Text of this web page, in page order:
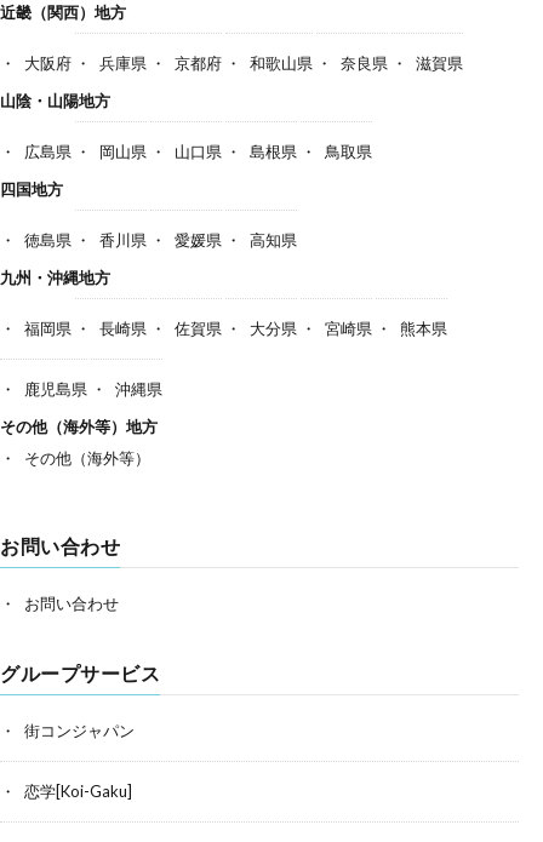
近畿（関西）地方
大阪府 兵庫県 京都府 和歌山県 奈良県
滋賀県
山陰・山陽地方
広島県 岡山県 山口県 島根県
鳥取県
四国地方
徳島県 香川県 愛媛県
高知県
九州・沖縄地方
福岡県 長崎県 佐賀県 大分県 宮崎県 熊本県
鹿児島県
沖縄県
その他（海外等）地方
その他（海外等）
お問い合わせ
お問い合わせ
グループサービス
街コンジャパン
恋学[Koi-Gaku]